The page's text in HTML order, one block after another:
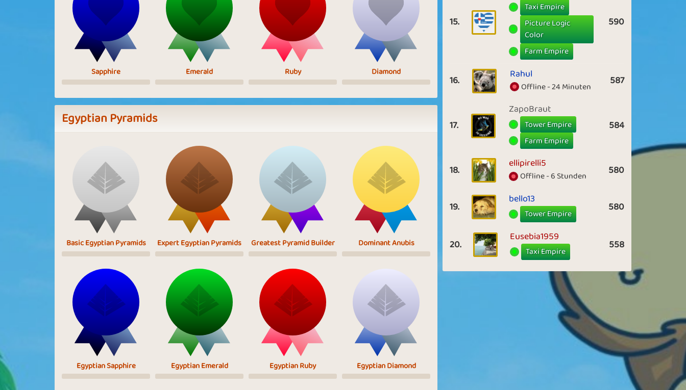
Sapphire Emerald Ruby Diamond
Egyptian Pyramids
Basic Egyptian Pyramids Expert Egyptian Pyramids Greatest Pyramid Builder Dominant Anubis
Egyptian Sapphire Egyptian Emerald Egyptian Ruby Egyptian Diamond
15.
Taxi Empire
Picture Logic
Color
Farm Empire
590
16. Rahul
Offline - 24 Minuten 587
17.
ZapoBraut
Tower Empire
Farm Empire
584
18. ellipirelli5
Offline - 6 Stunden 580
19.
bello13
Tower Empire 580
20.
Eusebia1959
Taxi Empire 558